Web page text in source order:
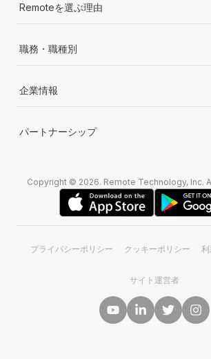
Remoteを選ぶ理由
職務・職種別
企業情報
パートナーシップ
Copyright © 2026. Remote Technology, Inc.
プライバシーポリシー クッキーポリシー
サイト運営者